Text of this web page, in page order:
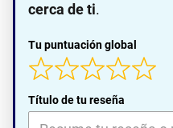
cerca de ti.
Tu puntuación global
Título de tu reseña